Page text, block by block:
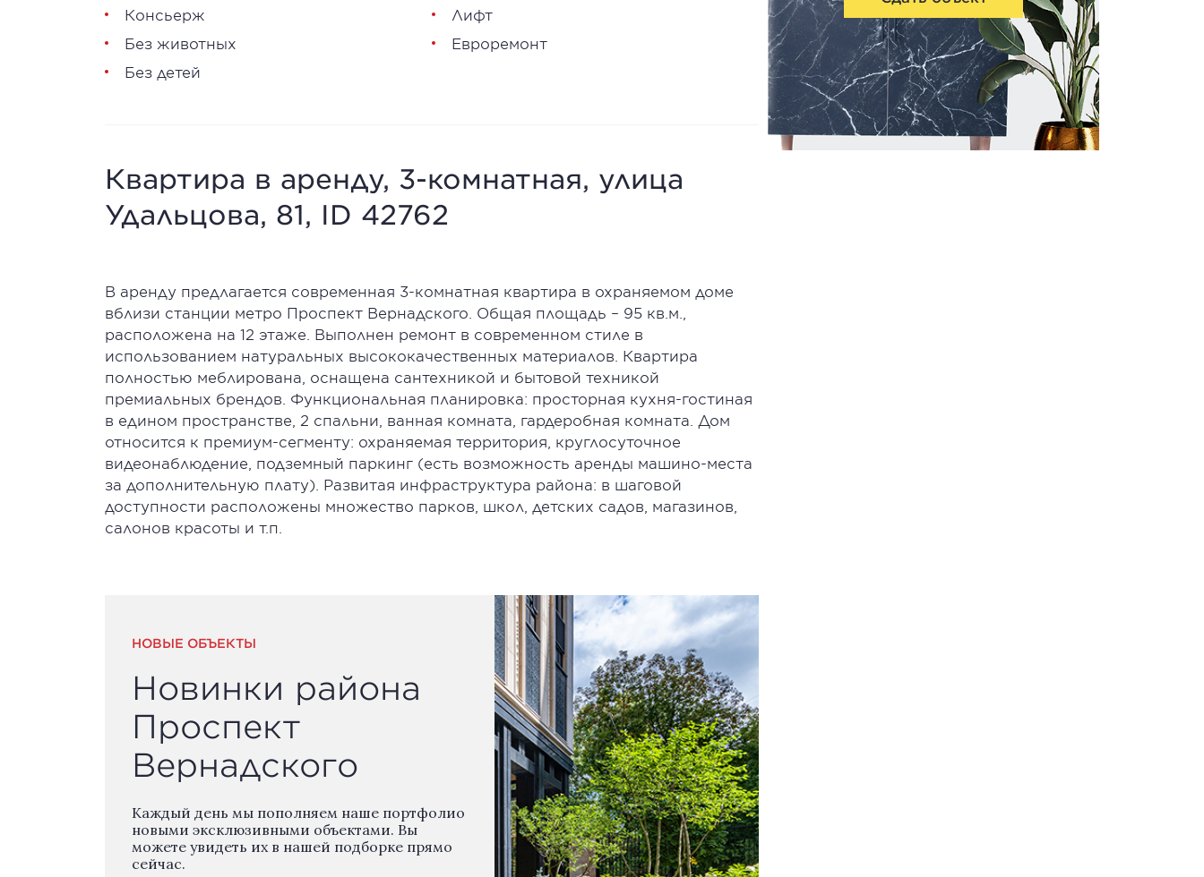
Консьерж
Без животных
Без детей
Лифт
Евроремонт
Квартира в аренду, 3-комнатная, улица
Удальцова, 81, ID 42762
В аренду предлагается современная 3-комнатная квартира в охраняемом доме
вблизи станции метро Проспект Вернадского. Общая площадь – 95 кв.м.,
расположена на 12 этаже. Выполнен ремонт в современном стиле в
использованием натуральных высококачественных материалов. Квартира
полностью меблирована, оснащена сантехникой и бытовой техникой
премиальных брендов. Функциональная планировка: просторная кухня-гостиная
в едином пространстве, 2 спальни, ванная комната, гардеробная комната. Дом
относится к премиум-сегменту: охраняемая территория, круглосуточное
видеонаблюдение, подземный паркинг (есть возможность аренды машино-места
за дополнительную плату). Развитая инфраструктура района: в шаговой
доступности расположены множество парков, школ, детских садов, магазинов,
салонов красоты и т.п.
НОВЫЕ ОБЪЕКТЫ
Новинки района
Проспект
Вернадского
Каждый день мы пополняем наше портфолио
новыми эксклюзивными объектами. Вы
можете увидеть их в нашей подборке прямо
сейчас.